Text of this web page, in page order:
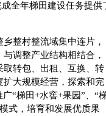
全年梯田建设任务提供
整村整流域集中连片，
调整产业结构相结合，
转包、出租、互换、转
大规模经营，探索和完
“梯田+水窖+果园”、“
式，培育和发展优质果